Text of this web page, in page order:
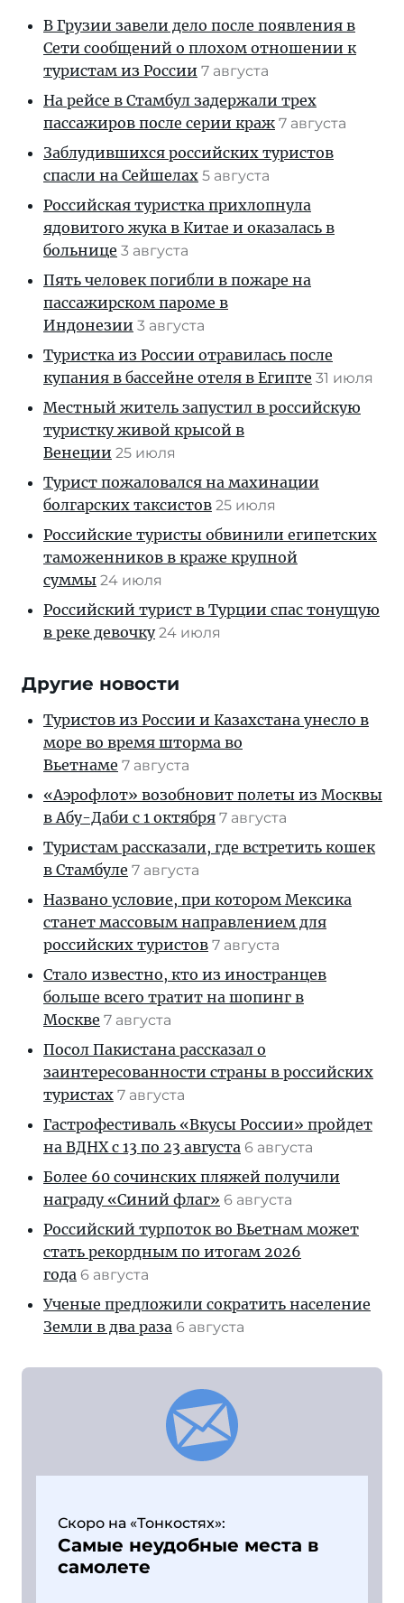
В Грузии завели дело после появления в
Сети сообщений о плохом отношении к
туристам из России 7 августа
На рейсе в Стамбул задержали трех
пассажиров после серии краж 7 августа
Заблудившихся российских туристов
спасли на Сейшелах 5 августа
Российская туристка прихлопнула
ядовитого жука в Китае и оказалась в
больнице 3 августа
Пять человек погибли в пожаре на
пассажирском пароме в
Индонезии 3 августа
Туристка из России отравилась после
купания в бассейне отеля в Египте 31 июля
Местный житель запустил в российскую
туристку живой крысой в
Венеции 25 июля
Турист пожаловался на махинации
болгарских таксистов 25 июля
Российские туристы обвинили египетских
таможенников в краже крупной
суммы 24 июля
Российский турист в Турции спас тонущую
в реке девочку 24 июля
Другие новости
Туристов из России и Казахстана унесло в
море во время шторма во
Вьетнаме 7 августа
«Аэрофлот» возобновит полеты из Москвы
в Абу-Даби с 1 октября 7 августа
Туристам рассказали, где встретить кошек
в Стамбуле 7 августа
Названо условие, при котором Мексика
станет массовым направлением для
российских туристов 7 августа
Стало известно, кто из иностранцев
больше всего тратит на шопинг в
Москве 7 августа
Посол Пакистана рассказал о
заинтересованности страны в российских
туристах 7 августа
Гастрофестиваль «Вкусы России» пройдет
на ВДНХ с 13 по 23 августа 6 августа
Более 60 сочинских пляжей получили
награду «Синий флаг» 6 августа
Российский турпоток во Вьетнам может
стать рекордным по итогам 2026
года 6 августа
Ученые предложили сократить население
Земли в два раза 6 августа
Скоро на «Тонкостях»:
Самые неудобные места в
самолете